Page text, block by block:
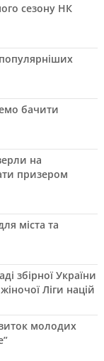
сезону НК
бачити
на
призером
міста та
збірної України
Ліги націй
молодих